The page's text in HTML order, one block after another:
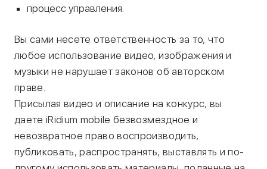
процесс управления.
Вы сами несете ответственность за то, что
любое использование видео, изображения и
музыки не нарушает законов об авторском
праве.
Присылая видео и описание на конкурс, вы
даете iRidium mobile безвозмездное и
невозвратное право воспроизводить,
публиковать, распространять, выставлять и по-